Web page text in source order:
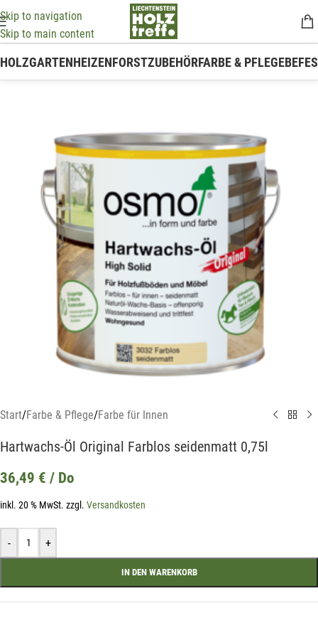
Skip to navigation
Skip to main content
HOLZGARTENHEIZENFORSTZUBEHÖRFARBE & PFLEGE
Start/Farbe & Pflege/Farbe für Innen
Hartwachs-Öl Original Farblos seidenmatt 0,75l
36,49 € / Do
inkl. 20 % MwSt. zzgl. Versandkosten
- +
IN DEN WARENKORB